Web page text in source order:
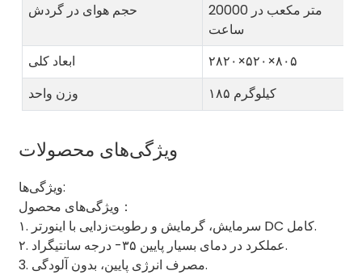
حجم هوای در گردش
20000 متر مکعب در
ساعت
ابعاد کلی
۲۸۲۰×۵۲۰×۸۰۵
وزن واحد
۱۸۵ کیلوگرم
ویژگی‌های محصولات
ویژگی‌ها:
ویژگی‌های محصول：
۱. سرمایش، گرمایش و رطوبت‌زدایی با اینورتر DC کامل.
۲. عملکرد در دمای بسیار پایین ۳۵- درجه سانتیگراد.
3. مصرف انرژی پایین، بدون آلودگی.